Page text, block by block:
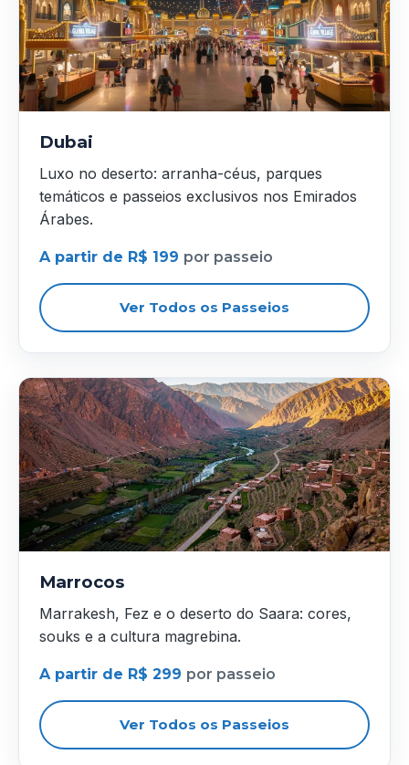
Dubai
Luxo no deserto: arranha-céus, parques
temáticos e passeios exclusivos nos Emirados
Árabes.
A partir de R$ 199 por passeio
Ver Todos os Passeios
Marrocos
Marrakesh, Fez e o deserto do Saara: cores,
souks e a cultura magrebina.
A partir de R$ 299 por passeio
Ver Todos os Passeios